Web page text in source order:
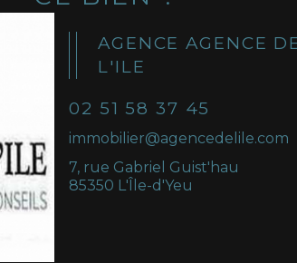
AGENCE AGENCE
L'ILE
02 51 58 37 45
immobilier@agencedelile.com
7, rue Gabriel Guist'hau
85350 L'Île-d'Yeu